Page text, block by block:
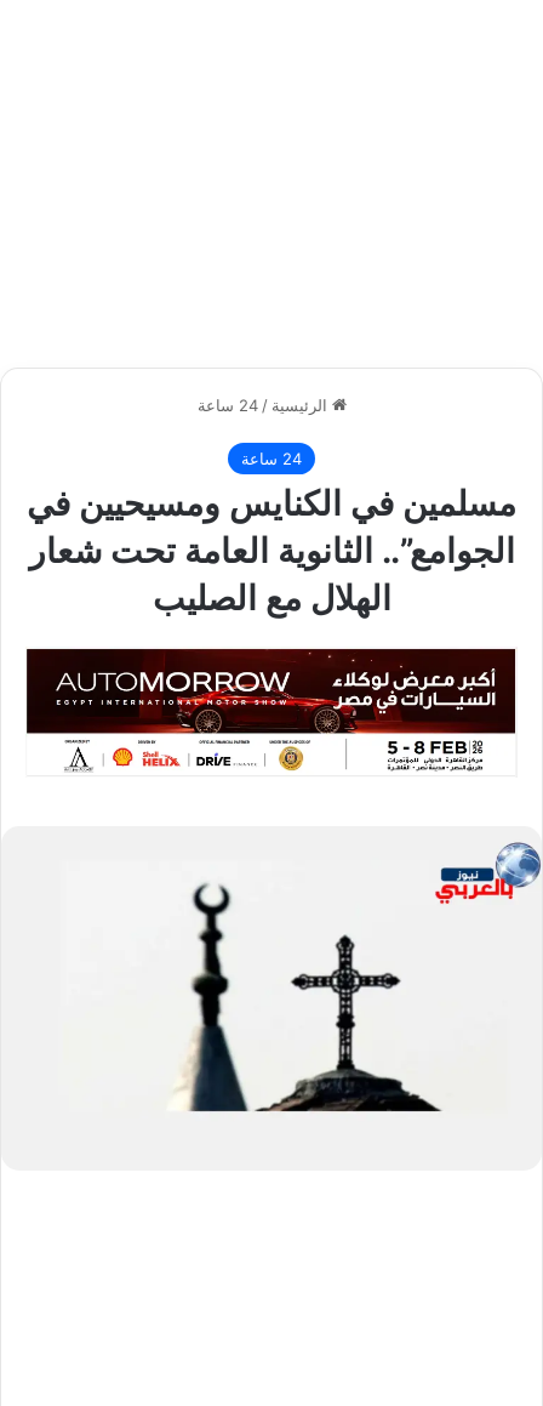
الرئيسية / 24 ساعة
24 ساعة
مسلمين في الكنايس ومسيحيين في
الجوامع”.. الثانوية العامة تحت شعار
الهلال مع الصليب